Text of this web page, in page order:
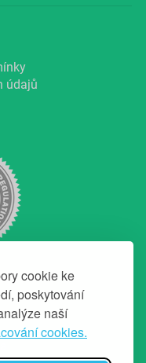
cookie ke
poskytování
naší
cookies.
údajů